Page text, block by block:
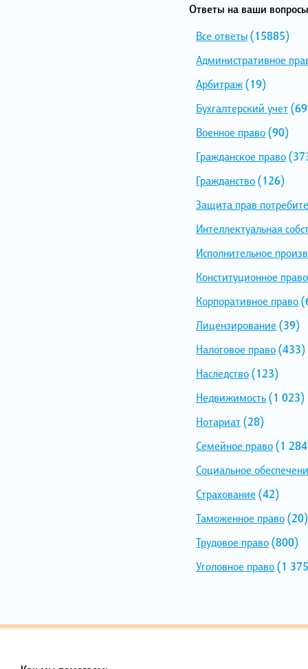
Ответы на ваши
Все ответы(15885)
Административное
Арбитраж(19)
Бухгалтерский учет
Военное право(90)
Гражданское право
Гражданство(126)
Защита прав
Интеллектуальная
Исполнительное
Конституционное право
Корпоративное право
Лицензирование (39)
Налоговое право(433)
Наследство(123)
Недвижимость(1 023)
Нотариат(28)
Семейное право(1
Социальное
Страхование (42)
Таможенное право(20)
Трудовое право(800)
Уголовное право(1